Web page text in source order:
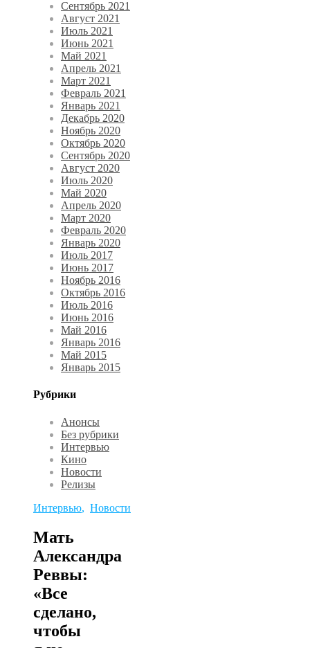
Сентябрь 2021
Август 2021
Июль 2021
Июнь 2021
Май 2021
Апрель 2021
Март 2021
Февраль 2021
Январь 2021
Декабрь 2020
Ноябрь 2020
Октябрь 2020
Сентябрь 2020
Август 2020
Июль 2020
Май 2020
Апрель 2020
Март 2020
Февраль 2020
Январь 2020
Июль 2017
Июнь 2017
Ноябрь 2016
Октябрь 2016
Июль 2016
Июнь 2016
Май 2016
Январь 2016
Май 2015
Январь 2015
Рубрики
Анонсы
Без рубрики
Интервью
Кино
Новости
Релизы
Интервью, Новости
Мать
Александра
Реввы:
«Все
сделано,
чтобы